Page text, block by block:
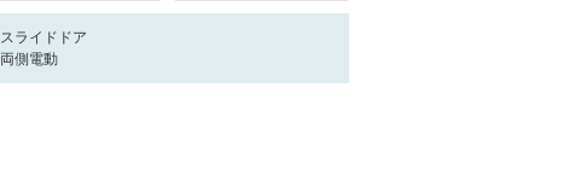
スライドドア
両側電動